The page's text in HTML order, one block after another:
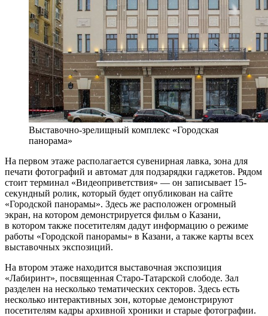
Выставочно-зрелищный комплекс «Городская
панорама»
На первом этаже располагается сувенирная лавка, зона для
печати фотографий и автомат для подзарядки гаджетов. Рядом
стоит терминал «Видеоприветствия» — он записывает 15-
секундный ролик, который будет опубликован на сайте
«Городской панорамы». Здесь же расположен огромный
экран, на котором демонстрируется фильм о Казани,
в котором также посетителям дадут информацию о режиме
работы «Городской панорамы» в Казани, а также карты всех
выставочных экспозиций.
На втором этаже находится выставочная экспозиция
«Лабиринт», посвященная Старо-Татарской слободе. Зал
разделен на несколько тематических секторов. Здесь есть
несколько интерактивных зон, которые демонстрируют
посетителям кадры архивной хроники и старые фотографии.